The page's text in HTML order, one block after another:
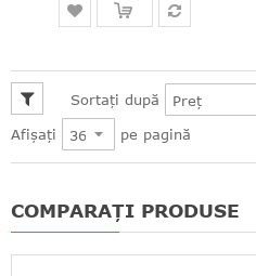
Sortați după
Afișați
pe pagină
COMPARAȚI PRODUSE